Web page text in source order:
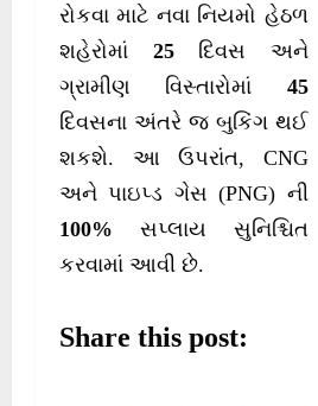
રોકવા માટે નવા નિયમો હેઠળ
શહેરોમાં 25દિવસ અને
ગ્રામીણ વિસ્તારોમાં 45
દિવસના અંતરે જ બુકિંગ થઈ
શકશે. આ ઉપરાંત, CNG
અને પાઇપ્ડ ગેસ (PNG) ની
100% સપ્લાય સુનિશ્ચિત
કરવામાં આવી છે.
Share this post: